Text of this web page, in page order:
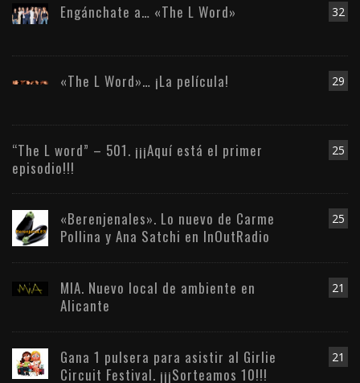
32
Engánchate a… «The L Word»
29
«The L Word»… ¡La película!
25
“The L word” – 501. ¡¡¡Aquí está el primer
episodio!!!
25
«Berenjenales». Lo nuevo de Carme
Pollina y Ana Satchi en InOutRadio
21
MIA. Nuevo local de ambiente en
Alicante
21
Gana 1 pulsera para asistir al Girlie
Circuit Festival. ¡¡¡Sorteamos 10!!!